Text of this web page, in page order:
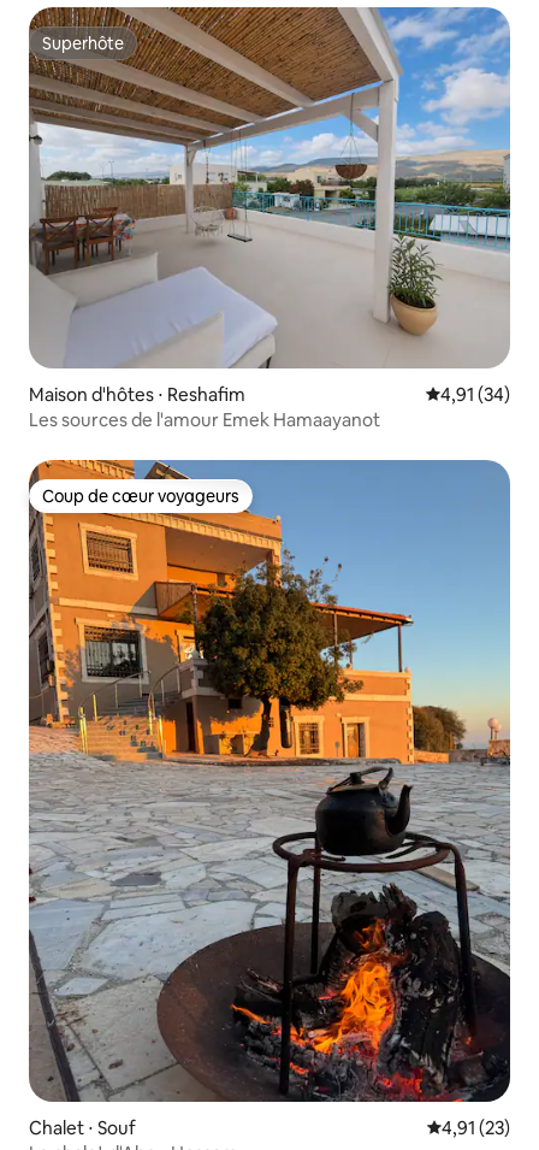
Superhôte
Superhôte
Maison d'hôtes ⋅ Reshafim Évaluation
4,91 (34)
Les sources de l'amour Emek Hamaayanot
Coup de cœur voyageurs
Coup de cœur voyageurs
Chalet ⋅ Souf Évaluation
4,91 (23)